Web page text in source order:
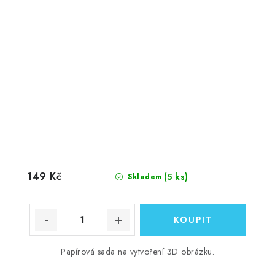
Skladem (5 ks)
149 Kč
Papírová sada na vytvoření 3D obrázku.